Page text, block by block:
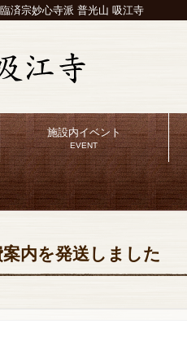
済宗妙心寺派 普光山 吸江寺
施設内イベント
EVENT
内を発送しました